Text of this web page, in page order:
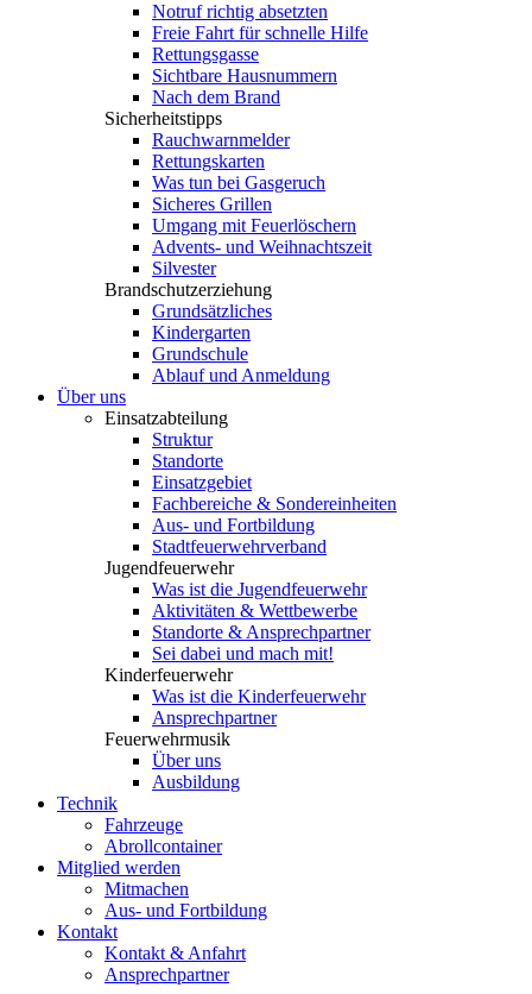
Notruf richtig absetzten
Freie Fahrt für schnelle Hilfe
Rettungsgasse
Sichtbare Hausnummern
Nach dem Brand
Sicherheitstipps
Rauchwarnmelder
Rettungskarten
Was tun bei Gasgeruch
Sicheres Grillen
Umgang mit Feuerlöschern
Advents- und Weihnachtszeit
Silvester
Brandschutzerziehung
Grundsätzliches
Kindergarten
Grundschule
Ablauf und Anmeldung
Über uns
Einsatzabteilung
Struktur
Standorte
Einsatzgebiet
Fachbereiche & Sondereinheiten
Aus- und Fortbildung
Stadtfeuerwehrverband
Jugendfeuerwehr
Was ist die Jugendfeuerwehr
Aktivitäten & Wettbewerbe
Standorte & Ansprechpartner
Sei dabei und mach mit!
Kinderfeuerwehr
Was ist die Kinderfeuerwehr
Ansprechpartner
Feuerwehrmusik
Über uns
Ausbildung
Technik
Fahrzeuge
Abrollcontainer
Mitglied werden
Mitmachen
Aus- und Fortbildung
Kontakt
Kontakt & Anfahrt
Ansprechpartner